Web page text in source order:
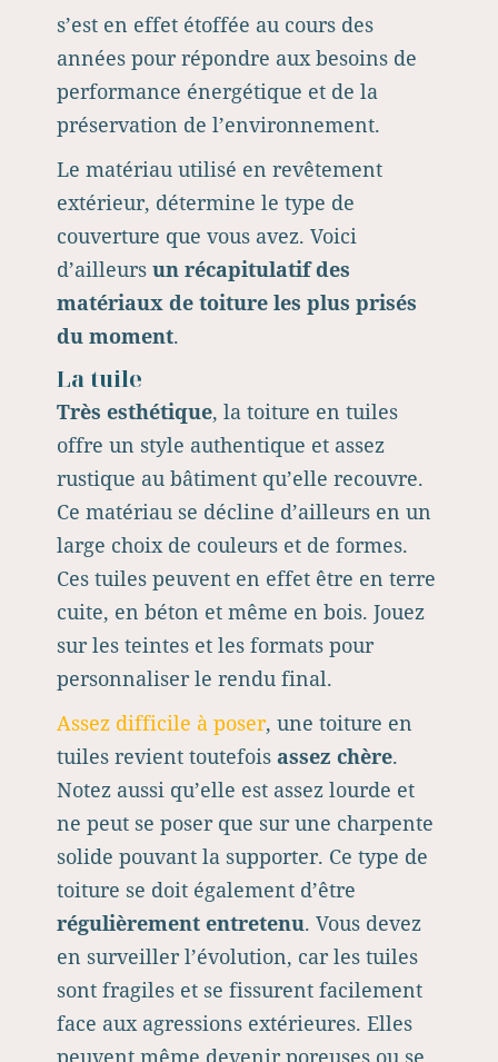
s’est en effet étoffée au cours des
années pour répondre aux besoins de
performance énergétique et de la
préservation de l’environnement.
Le matériau utilisé en revêtement
extérieur, détermine le type de
couverture que vous avez. Voici
d’ailleurs un récapitulatif des
matériaux de toiture les plus prisés
du moment.
La tuile
Très esthétique, la toiture en tuiles
offre un style authentique et assez
rustique au bâtiment qu’elle recouvre.
Ce matériau se décline d’ailleurs en un
large choix de couleurs et de formes.
Ces tuiles peuvent en effet être en terre
cuite, en béton et même en bois. Jouez
sur les teintes et les formats pour
personnaliser le rendu final.
Assez difficile à poser, une toiture en
tuiles revient toutefois assez chère.
Notez aussi qu’elle est assez lourde et
ne peut se poser que sur une charpente
solide pouvant la supporter. Ce type de
toiture se doit également d’être
régulièrement entretenu. Vous devez
en surveiller l’évolution, car les tuiles
sont fragiles et se fissurent facilement
face aux agressions extérieures. Elles
peuvent même devenir poreuses ou se